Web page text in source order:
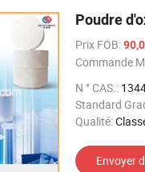
Poudre
Prix FOB:
Commande
N ° CAS.:
Standard
Qualité:
Envoyer